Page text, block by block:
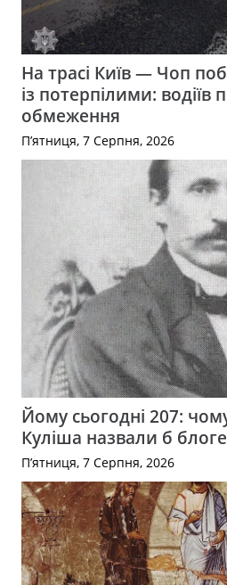
На трасі Київ — Чоп
із потерпілими: водіїв
обмеження
П’ятниця, 7 Серпня, 2026
Йому сьогодні 207:
Куліша назвали б
П’ятниця, 7 Серпня, 2026